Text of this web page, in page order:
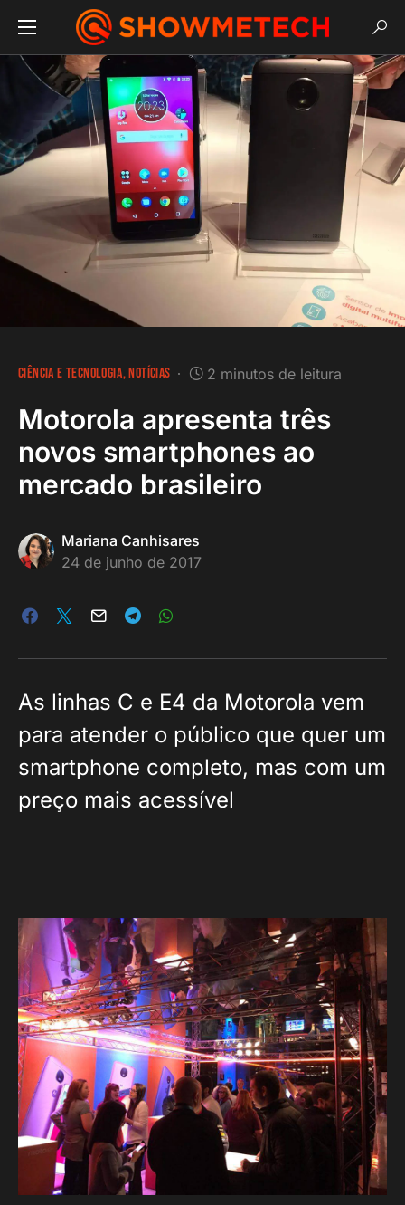
CIÊNCIA E TECNOLOGIA NOTÍCIAS 2 minutos de leitura
Motorola apresenta três
novos smartphones ao
mercado brasileiro
Mariana Canhisares
24 de junho de 2017
As linhas C e E4 da Motorola vem
para atender o público que quer um
smartphone completo, mas com um
preço mais acessível